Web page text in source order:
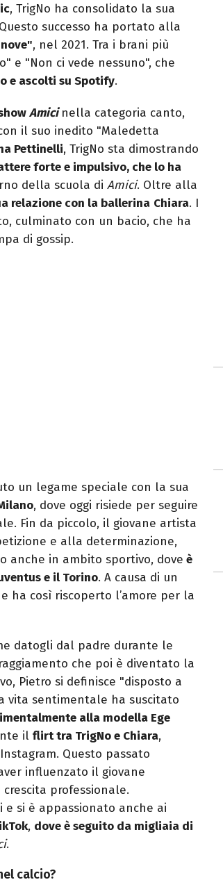
, TrigNo ha consolidato la sua
successo ha portato alla
, nel 2021. Tra i brani più
e "Non ci vede nessuno", che
e ascolti su Spotify.
Amici nella categoria canto,
il suo inedito "Maledetta
Pettinelli, TrigNo sta dimostrando
forte e impulsivo, che lo ha
della scuola di Amici. Oltre alla
relazione con la ballerina Chiara. I
culminato con un bacio, che ha
di gossip.
un legame speciale con la sua
, dove oggi risiede per seguire
Fin da piccolo, il giovane artista
e alla determinazione,
anche in ambito sportivo, dove è
e il Torino. A causa di un
ha così riscoperto l’amore per la
datogli dal padre durante le
che poi è diventato la
Pietro si definisce "disposto a
vita sentimentale ha suscitato
alla modella Ege
il flirt tra TrigNo e Chiara,
Questo passato
influenzato il giovane
professionale.
e si è appassionato anche ai
, dove è seguito da migliaia di
.
calcio?